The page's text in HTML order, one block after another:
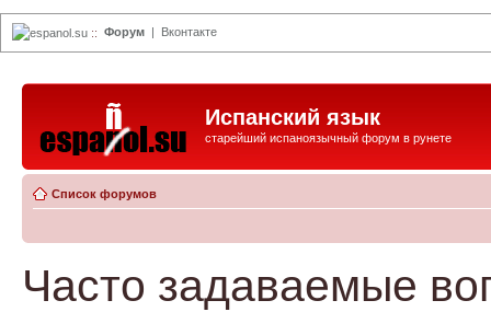
espanol.su :: Форум | Вконтакте
Испанский язык
старейший испаноязычный форум в рунете
Список форумов
Часто задаваемые